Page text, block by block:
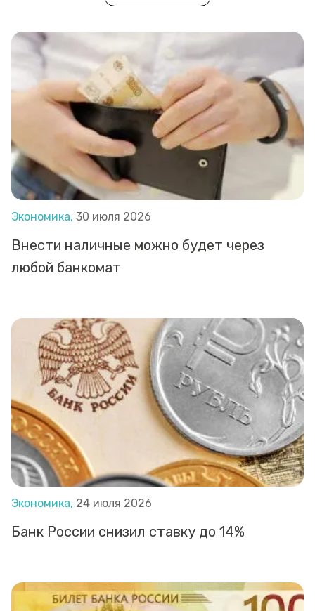
Экономика, 30 июля 2026
Внести наличные можно будет через
любой банкомат
Экономика, 24 июля 2026
Банк России снизил ставку до 14%